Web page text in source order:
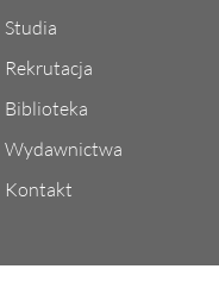
Studia
Rekrutacja
Biblioteka
Wydawnictwa
Kontakt